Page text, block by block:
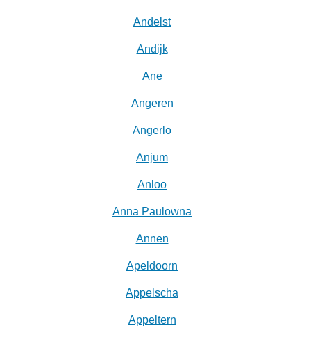
Andelst
Andijk
Ane
Angeren
Angerlo
Anjum
Anloo
Anna Paulowna
Annen
Apeldoorn
Appelscha
Appeltern